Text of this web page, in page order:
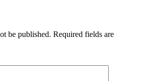
be published. Required fields are